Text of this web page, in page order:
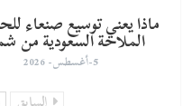
ماذا يعني توسيع صنعاء
الملاحة السعودية من
5-أغسطس- 2026